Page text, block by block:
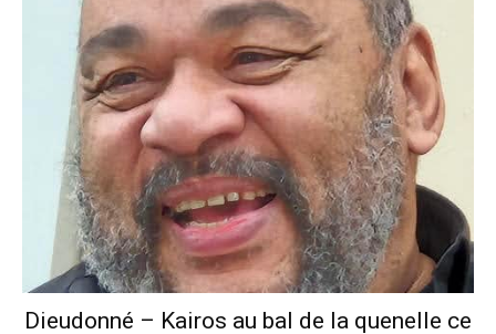
Dieudonné – Kairos au bal de la quenelle ce